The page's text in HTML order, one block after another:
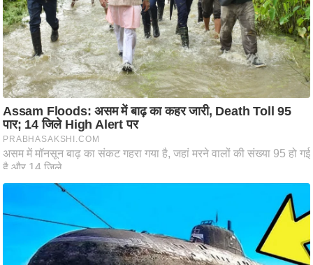
स
मी
क्षा
ध
र्म
ज्यो
ति
ष
प्र
भु
हि